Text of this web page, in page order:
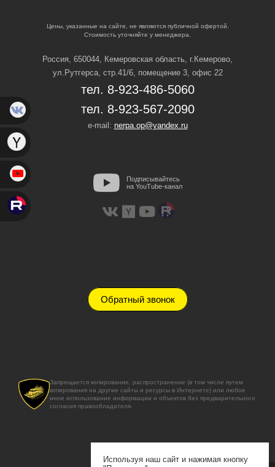
Цены, указанные на сайте, не являются публичной офертой.
Стоимость уточняйте у менеджера.
Россия, 650044, Кемеровская область, г.Кемерово,
ул.Рутгерса, стр.41/6, помещение 3, офис 22
тел. 8-923-486-5060
тел. 8-923-567-2090
e-mail: nerpa.op@yandex.ru
Подписывайтесь
на YouTube-канал
Обратный звонок
Запрещается копирование, распространение (в том числе путем
копирования на другие сайты и ресурсы в Интернете) или любое
иное использование информации и объектов без предварительного
согласия правообладателя.
Используя наш сайт и нажимая кнопку